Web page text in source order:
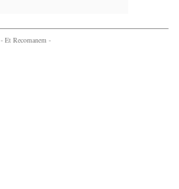
- Et Recomanem -